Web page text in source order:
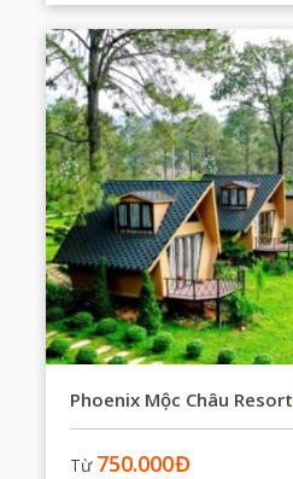
Phoenix Mộc Châu Resort
Từ 750.000Đ